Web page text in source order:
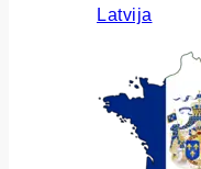
Latvija